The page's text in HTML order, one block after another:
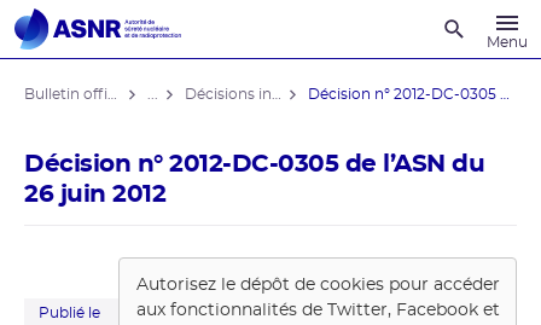
Menu
Décision n° 2012-DC-0305 de l’ASN du
26 juin 2012
Publié le
Autorisez le dépôt de cookies pour accéder
aux fonctionnalités de Twitter, Facebook et